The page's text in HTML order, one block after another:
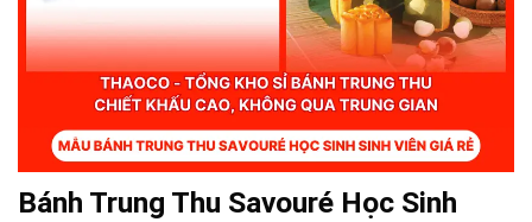
Bánh Trung Thu Savouré Học Sinh